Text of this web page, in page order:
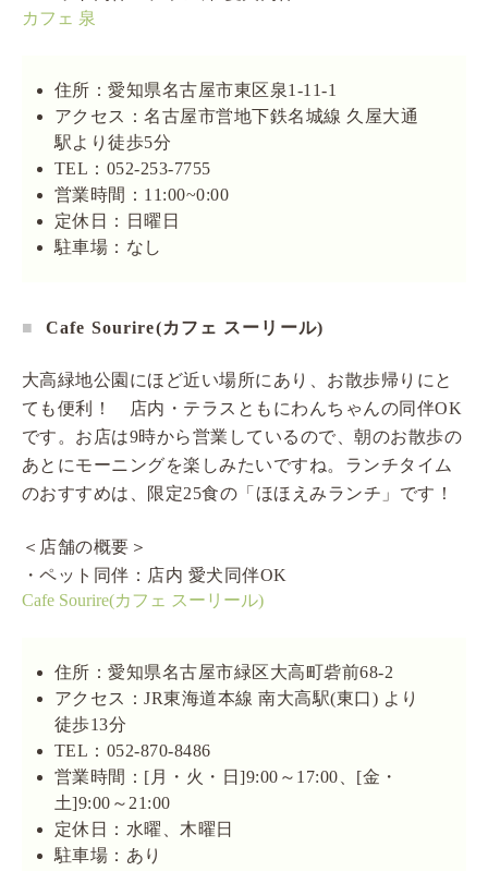
カフェ 泉
住所：愛知県名古屋市東区泉1-11-1
アクセス：名古屋市営地下鉄名城線 久屋大通
駅より徒歩5分
TEL：052-253-7755
営業時間：11:00~0:00
定休日：日曜日
駐車場：なし
Cafe Sourire(カフェ スーリール)
大高緑地公園にほど近い場所にあり、お散歩帰りにと
ても便利！ 店内・テラスともにわんちゃんの同伴OK
です。お店は9時から営業しているので、朝のお散歩の
あとにモーニングを楽しみたいですね。ランチタイム
のおすすめは、限定25食の「ほほえみランチ」です！
＜店舗の概要＞
・ペット同伴：店内 愛犬同伴OK
Cafe Sourire(カフェ スーリール)
住所：愛知県名古屋市緑区大高町砦前68-2
アクセス：JR東海道本線 南大高駅(東口) より
徒歩13分
TEL：052-870-8486
営業時間：[月・火・日]9:00～17:00、[金・
土]9:00～21:00
定休日：水曜、木曜日
駐車場：あり